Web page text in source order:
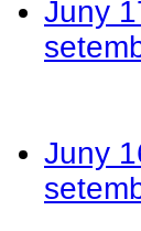
Juny
Juny